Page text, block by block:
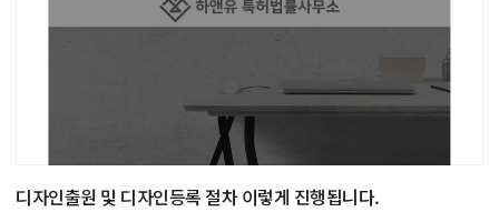
디자인출원 및 디자인등록 절차 이렇게 진행됩니다.